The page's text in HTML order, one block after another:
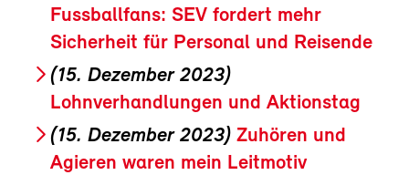
Fussballfans: SEV fordert mehr
Sicherheit für Personal und Reisende
(15. Dezember 2023)
Lohnverhandlungen und Aktionstag
(15. Dezember 2023) Zuhören und
Agieren waren mein Leitmotiv